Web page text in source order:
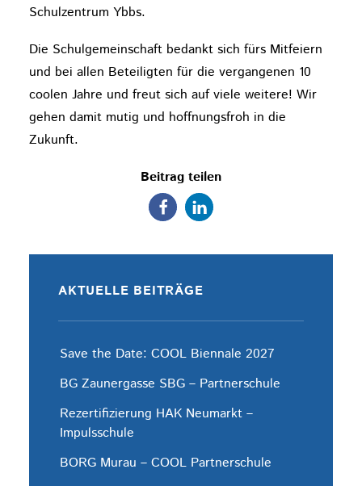
Schulzentrum Ybbs.
Die Schulgemeinschaft bedankt sich fürs Mitfeiern
und bei allen Beteiligten für die vergangenen 10
coolen Jahre und freut sich auf viele weitere! Wir
gehen damit mutig und hoffnungsfroh in die
Zukunft.
Beitrag teilen
AKTUELLE BEITRÄGE
Save the Date: COOL Biennale 2027
BG Zaunergasse SBG – Partnerschule
Rezertifizierung HAK Neumarkt –
Impulsschule
BORG Murau – COOL Partnerschule